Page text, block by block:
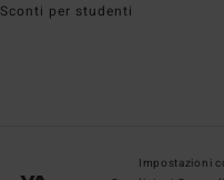
Sconti per studenti
Impostazioni